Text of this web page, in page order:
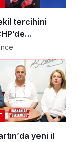
tercihini
yeni il